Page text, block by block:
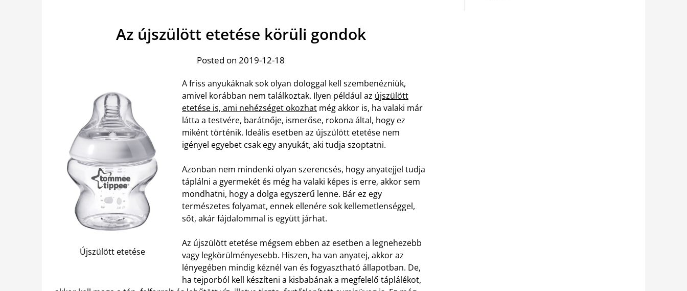
Az újszülött etetése körüli gondok
Posted on 2019-12-18
Újszülött etetése
A friss anyukáknak sok olyan dologgal kell szembenézniük,
amivel korábban nem találkoztak. Ilyen például az újszülött
etetése is, ami nehézséget okozhat még akkor is, ha valaki már
látta a testvére, barátnője, ismerőse, rokona által, hogy ez
miként történik. Ideális esetben az újszülött etetése nem
igényel egyebet csak egy anyukát, aki tudja szoptatni.
Azonban nem mindenki olyan szerencsés, hogy anyatejjel tudja
táplálni a gyermekét és még ha valaki képes is erre, akkor sem
mondhatni, hogy a dolga egyszerű lenne. Bár ez egy
természetes folyamat, ennek ellenére sok kellemetlenséggel,
sőt, akár fájdalommal is együtt járhat.
Az újszülött etetése mégsem ebben az esetben a legnehezebb
vagy legkörülményesebb. Hiszen, ha van anyatej, akkor az
lényegében mindig kéznél van és fogyasztható állapotban. De,
ha tejporból kell készíteni a kisbabának a megfelelő táplálékot,